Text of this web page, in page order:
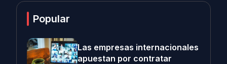
Popular
Las empresas internacionales
apuestan por contratar